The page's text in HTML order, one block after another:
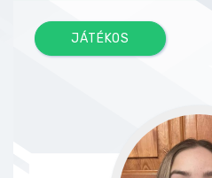
JÁTÉKOS